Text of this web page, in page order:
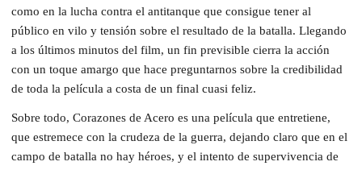
como en la lucha contra el antitanque que consigue tener al
público en vilo y tensión sobre el resultado de la batalla. Llegando
a los últimos minutos del film, un fin previsible cierra la acción
con un toque amargo que hace preguntarnos sobre la credibilidad
de toda la película a costa de un final cuasi feliz.
Sobre todo, Corazones de Acero es una película que entretiene,
que estremece con la crudeza de la guerra, dejando claro que en el
campo de batalla no hay héroes, y el intento de supervivencia de